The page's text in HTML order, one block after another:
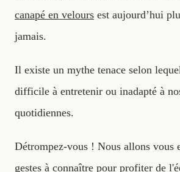
canapé en velours est aujourd’hui
jamais.
Il existe un mythe tenace selon
difficile à entretenir ou inadapté à
quotidiennes.
Détrompez-vous ! Nous allons vous
gestes à connaître pour profiter de